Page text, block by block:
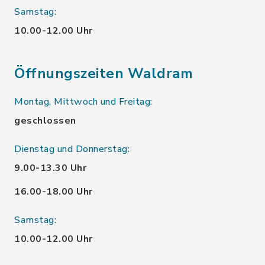
Samstag:
10.00-12.00 Uhr
Öffnungszeiten Waldram
Montag, Mittwoch und Freitag:
geschlossen
Dienstag und Donnerstag:
9.00-13.30 Uhr
16.00-18.00 Uhr
Samstag:
10.00-12.00 Uhr